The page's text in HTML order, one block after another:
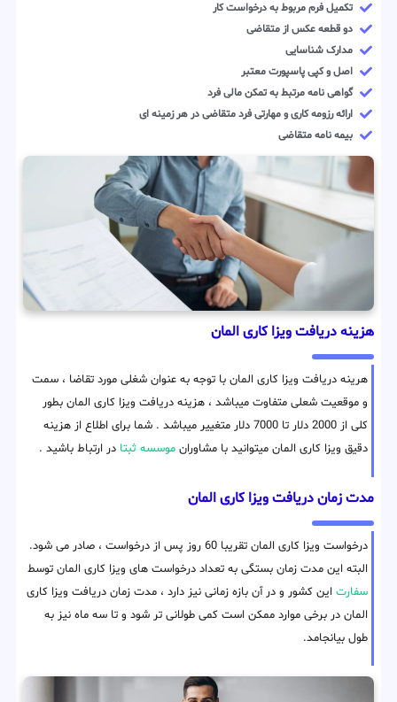
تکمیل فرم مربوط به درخواست کار
دو قطعه عکس از متقاضی
مدارک شناسایی
اصل و کپی پاسپورت معتبر
گواهی نامه مرتبط به تمکن مالی فرد
ارائه رزومه کاری و مهارتی فرد متقاضی در هر زمینه ای
بیمه نامه متقاضی
هزینه دریافت ویزا کاری المان
هرینه دریافت ویزا کاری المان با توجه به عنوان شغلی مورد تقاضا ، سمت
و موقعیت شعلی متفاوت میباشد ، هزینه دریافت ویزا کاری المان بطور
کلی از 2000 دلار تا 7000 دلار متغییر میباشد . شما برای اطلاع از هزینه
دقیق ویزا کاری المان میتوانید با مشاوران موسسه ثبتا در ارتباط باشید .
مدت زمان دریافت ویزا کاری المان
درخواست ویزا کاری المان تقریبا 60 روز پس از درخواست ، صادر می شود.
البته این مدت زمان بستگی به تعداد درخواست های ویزا کاری المان توسط
سفارت این کشور و در آن بازه زمانی نیز دارد ، مدت زمان دریافت ویزا کاری
المان در برخی موارد ممکن است کمی طولانی تر شود و تا سه ماه نیز به
طول بیانجامد.